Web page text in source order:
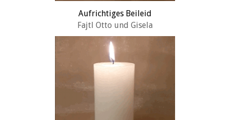
Aufrichtiges Beileid
Fajtl Otto und Gisela